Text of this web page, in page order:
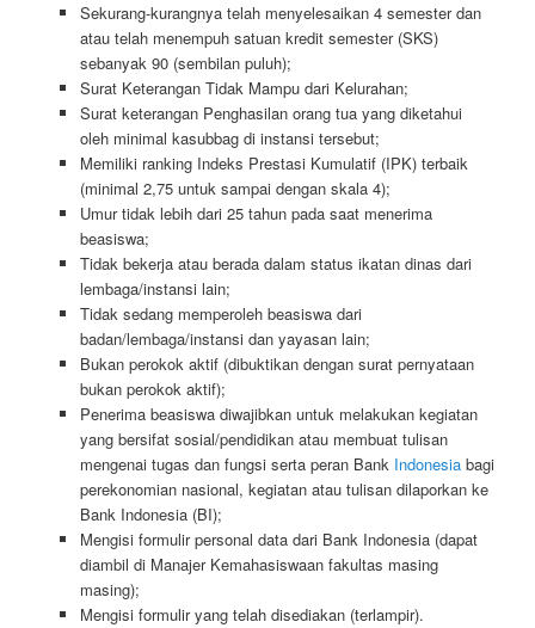
Sekurang-kurangnya telah menyelesaikan 4 semester dan
atau telah menempuh satuan kredit semester (SKS)
sebanyak 90 (sembilan puluh);
Surat Keterangan Tidak Mampu dari Kelurahan;
Surat keterangan Penghasilan orang tua yang diketahui
oleh minimal kasubbag di instansi tersebut;
Memiliki ranking Indeks Prestasi Kumulatif (IPK) terbaik
(minimal 2,75 untuk sampai dengan skala 4);
Umur tidak lebih dari 25 tahun pada saat menerima
beasiswa;
Tidak bekerja atau berada dalam status ikatan dinas dari
lembaga/instansi lain;
Tidak sedang memperoleh beasiswa dari
badan/lembaga/instansi dan yayasan lain;
Bukan perokok aktif (dibuktikan dengan surat pernyataan
bukan perokok aktif);
Penerima beasiswa diwajibkan untuk melakukan kegiatan
yang bersifat sosial/pendidikan atau membuat tulisan
mengenai tugas dan fungsi serta peran Bank Indonesiabagi
perekonomian nasional, kegiatan atau tulisan dilaporkan ke
Bank Indonesia (BI);
Mengisi formulir personal data dari Bank Indonesia (dapat
diambil di Manajer Kemahasiswaan fakultas masing
masing);
Mengisi formulir yang telah disediakan (terlampir).